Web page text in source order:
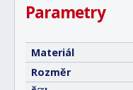
Parametry
Materiál
Rozměr